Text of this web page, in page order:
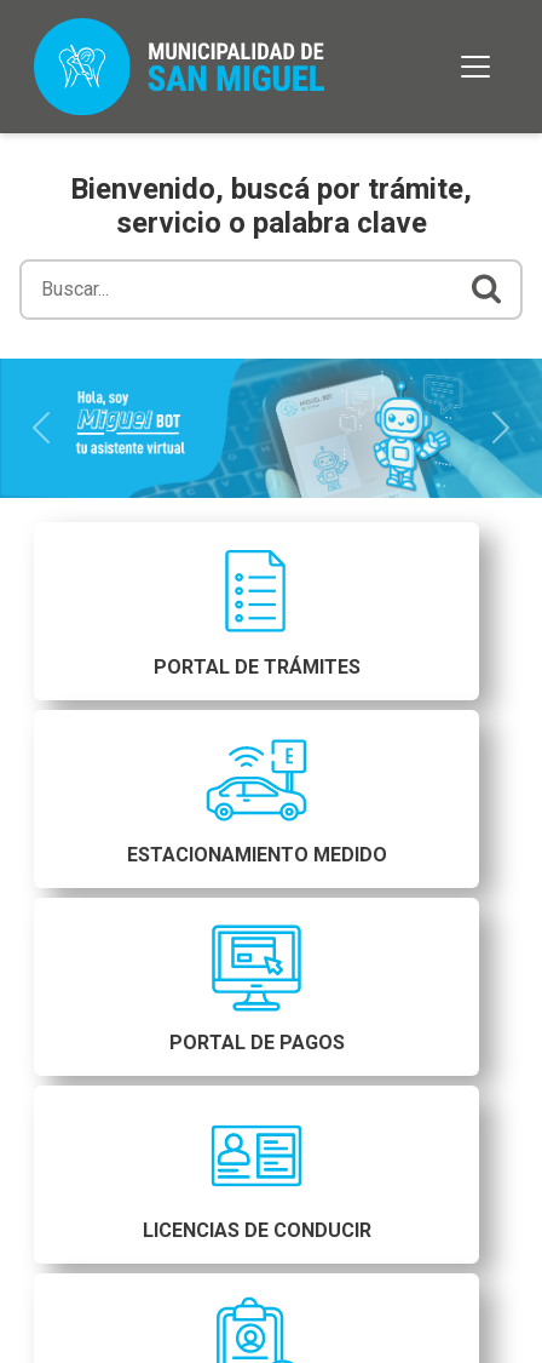
Bienvenido, buscá por trámite,
servicio o palabra clave
Previous Next
PORTAL DE TRÁMITES
ESTACIONAMIENTO MEDIDO
PORTAL DE PAGOS
LICENCIAS DE CONDUCIR